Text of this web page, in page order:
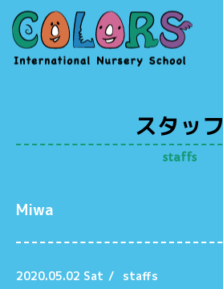
スタッフ
staffs
Miwa
2020.05.02 Sat / staffs